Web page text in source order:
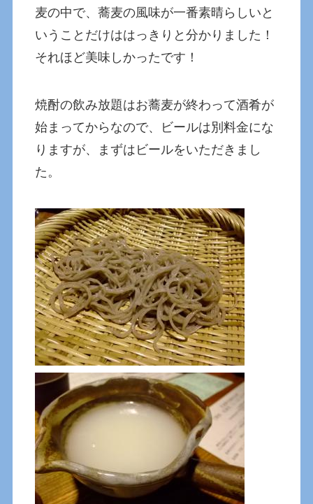
麦の中で、蕎麦の風味が一番素晴らしいと
いうことだけははっきりと分かりました！
それほど美味しかったです！
焼酎の飲み放題はお蕎麦が終わって酒肴が
始まってからなので、ビールは別料金にな
りますが、まずはビールをいただきまし
た。